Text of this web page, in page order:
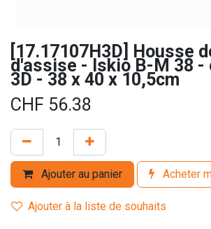
[17.17107H3D] Housse
d'assise - Iskio B-M 38 -
3D - 38 x 40 x 10,5cm
CHF 56.38
Ajouter au panier Acheter
Ajouter à la liste de souhaits